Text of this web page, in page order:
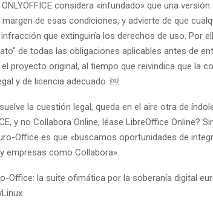
considera «infundado» que una
margen de esas condiciones, y advierte de que
que extinguiría los derechos de uso. Por
de todas las obligaciones aplicables antes de
proyecto original, al tiempo que reivindica que la
y de licencia adecuado. ￼
la cuestión legal, queda en el aire otra de
y no Collabora Online, léase LibreOffice Online?
Office es que «buscamos oportunidades de
empresas como Collabora».
Office: la suite ofimática por la soberanía digital